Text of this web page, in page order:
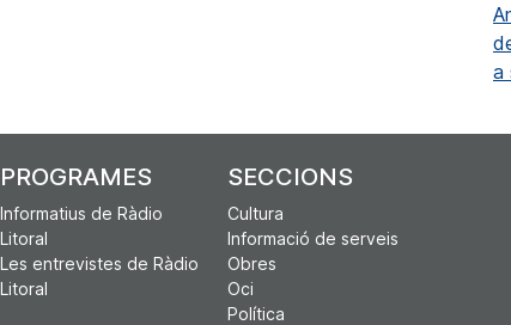
a
PROGRAMES
Informatius de Ràdio
Litoral
Les entrevistes de Ràdio
Litoral
SECCIONS
Cultura
Informació de serveis
Obres
Oci
Política